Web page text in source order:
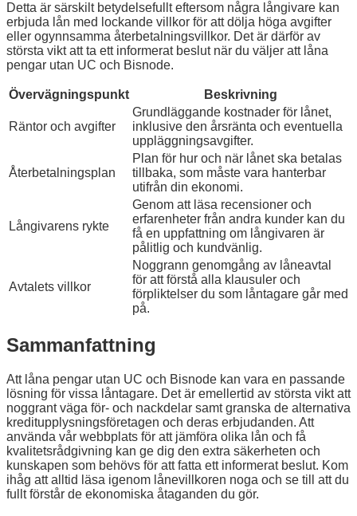
Detta är särskilt betydelsefullt eftersom några långivare kan
erbjuda lån med lockande villkor för att dölja höga avgifter
eller ogynnsamma återbetalningsvillkor. Det är därför av
största vikt att ta ett informerat beslut när du väljer att låna
pengar utan UC och Bisnode.
Övervägningspunkt Beskrivning
Räntor och avgifter
Grundläggande kostnader för lånet,
inklusive den årsränta och eventuella
uppläggningsavgifter.
Återbetalningsplan
Plan för hur och när lånet ska betalas
tillbaka, som måste vara hanterbar
utifrån din ekonomi.
Långivarens rykte
Genom att läsa recensioner och
erfarenheter från andra kunder kan du
få en uppfattning om långivaren är
pålitlig och kundvänlig.
Avtalets villkor
Noggrann genomgång av låneavtal
för att förstå alla klausuler och
förpliktelser du som låntagare går med
på.
Sammanfattning
Att låna pengar utan UC och Bisnode kan vara en passande
lösning för vissa låntagare. Det är emellertid av största vikt att
noggrant väga för- och nackdelar samt granska de alternativa
kreditupplysningsföretagen och deras erbjudanden. Att
använda vår webbplats för att jämföra olika lån och få
kvalitetsrådgivning kan ge dig den extra säkerheten och
kunskapen som behövs för att fatta ett informerat beslut. Kom
ihåg att alltid läsa igenom lånevillkoren noga och se till att du
fullt förstår de ekonomiska åtaganden du gör.